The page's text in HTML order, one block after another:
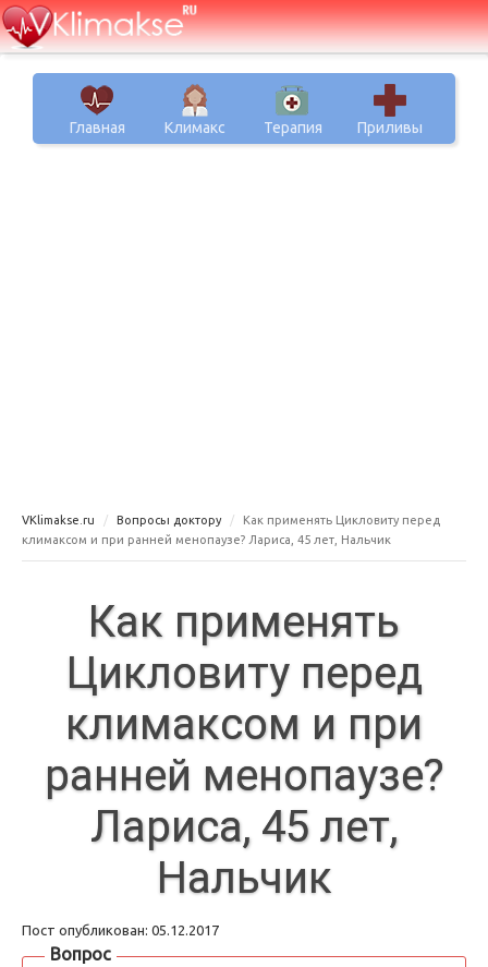
Главная Климакс Терапия Приливы
VKlimakse.ru Вопросы доктору
Как применять Цикловиту перед
климаксом и при ранней менопаузе? Лариса, 45 лет, Нальчик
Как применять
Цикловиту перед
климаксом и при
ранней менопаузе?
Лариса, 45 лет,
Нальчик
Пост опубликован: 05.12.2017
Вопрос